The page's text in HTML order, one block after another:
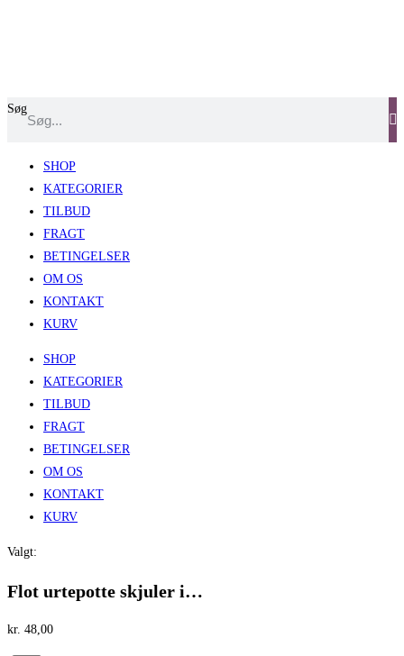
Søg
SHOP
KATEGORIER
TILBUD
FRAGT
BETINGELSER
OM OS
KONTAKT
KURV
SHOP
KATEGORIER
TILBUD
FRAGT
BETINGELSER
OM OS
KONTAKT
KURV
Valgt:
Flot urtepotte skjuler i…
kr. 48,00